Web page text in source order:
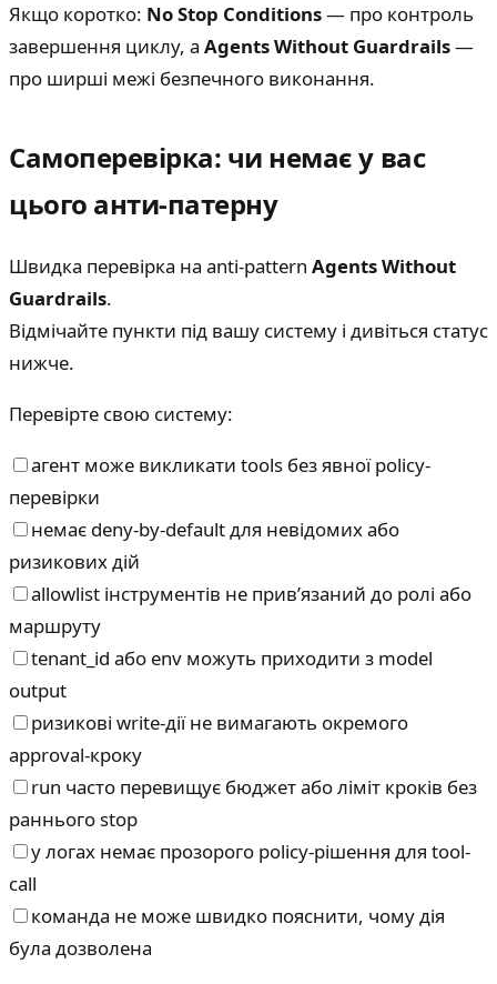
Якщо коротко: No Stop Conditions— про контроль
завершення циклу, а Agents Without Guardrails—
про ширші межі безпечного виконання.
Самоперевірка: чи немає у вас
цього анти-патерну
Швидка перевірка на anti-pattern Agents Without
Guardrails.
Відмічайте пункти під вашу систему і дивіться статус
нижче.
Перевірте свою систему:
агент може викликати tools без явної policy-
перевірки
немає deny-by-default для невідомих або
ризикових дій
allowlist інструментів не прив’язаний до ролі або
маршруту
tenant_id або env можуть приходити з model
output
ризикові write-дії не вимагають окремого
approval-кроку
run часто перевищує бюджет або ліміт кроків без
раннього stop
у логах немає прозорого policy-рішення для tool-
call
команда не може швидко пояснити, чому дія
була дозволена